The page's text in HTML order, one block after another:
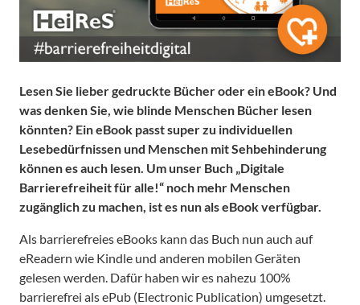
Lesen Sie lieber gedruckte Bücher oder ein eBook? Und
was denken Sie, wie blinde Menschen Bücher lesen
könnten? Ein eBook passt super zu individuellen
Lesebedürfnissen und Menschen mit Sehbehinderung
können es auch lesen. Um unser Buch „Digitale
Barrierefreiheit für alle!“ noch mehr Menschen
zugänglich zu machen, ist es nun als eBook verfügbar.
Als barrierefreies eBooks kann das Buch nun auch auf
eReadern wie Kindle und anderen mobilen Geräten
gelesen werden. Dafür haben wir es nahezu 100%
barrierefrei als ePub (Electronic Publication) umgesetzt.